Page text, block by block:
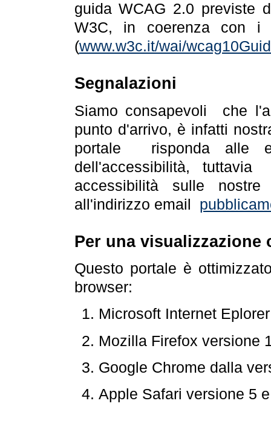
guida WCAG 2.0 previste
W3C, in coerenza con i
(www.w3c.it/wai/
Segnalazioni
Siamo consapevoli che
punto d'arrivo, è infatti
portale risponda alle
dell'accessibilità,
accessibilità sulle
all'indirizzo email
Per una visualizzazione
Questo portale è
browser:
Microsoft Internet
Mozilla Firefox versione
Google Chrome dalla
Apple Safari versione 5